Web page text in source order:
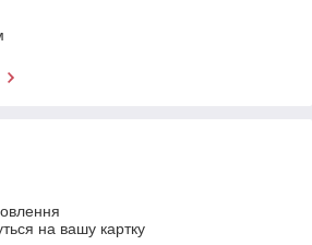
на вашу картку